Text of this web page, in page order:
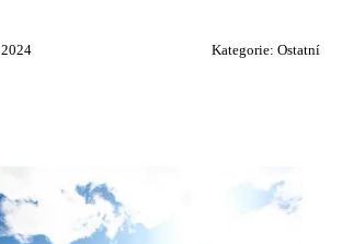
Kategorie: Ostatní